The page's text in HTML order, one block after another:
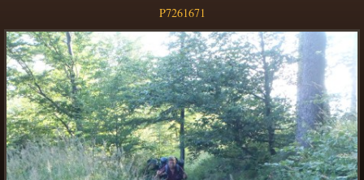
P7261671